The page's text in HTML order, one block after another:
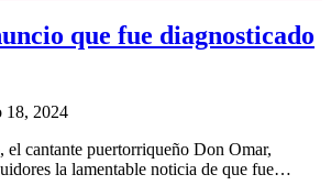
que fue diagnosticado
18, 2024
el cantante puertorriqueño Don Omar,
la lamentable noticia de que fue…